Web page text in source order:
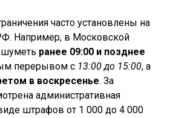
часто установлены на
Например, в Московской
шуметь ранее 09:00 и позднее
перерывом с 13:00 до 15:00, а
в воскресенье. За
административная
штрафов от 1 000 до 4 000